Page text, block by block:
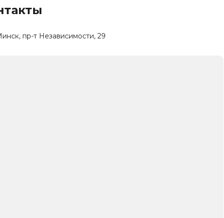
пр-т Независимости, 29